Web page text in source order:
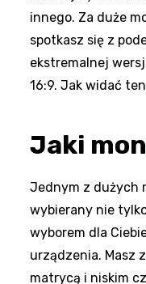
innego. Za duże
spotkasz się z
ekstremalnej
16:9. Jak widać
Jaki
Jednym z dużych
wybierany nie
wyborem dla
urządzenia. Masz
matrycą i niskim